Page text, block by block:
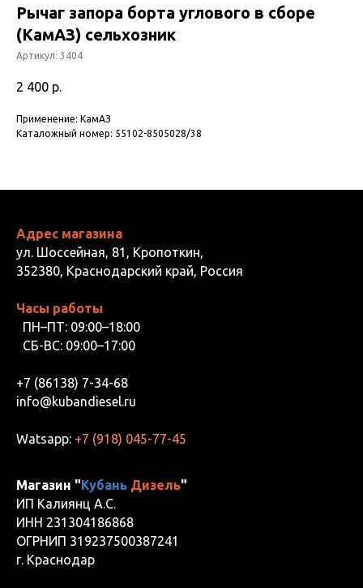
Рычаг запора борта углового в сборе
(КамАЗ) сельхозник
Артикул: 3404
2 400 р.
Применение: КамАЗ
Каталожный номер: 55102-8505028/38
Адрес магазина
ул. Шоссейная, 81, Кропоткин,
352380, Краснодарский край, Россия
Часы работы
ПН–ПТ: 09:00–18:00
СБ-ВС: 09:00–17:00
+7 (86138) 7-34-68
info@kubandiesel.ru
Watsapp: +7 (918) 045-77-45
Магазин "Кубань Дизель"
ИП Калиянц А.С.
ИНН 231304186868
ОГРНИП 319237500387241
г. Краснодар